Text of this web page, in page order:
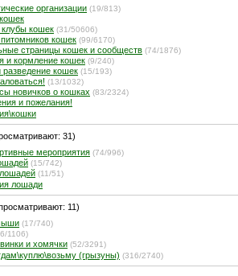
организации (19/813)
кошек (31/50606)
кошек (99/6170)
страницы кошек и сообществ (74/1876)
и кормление кошек (9/240)
разведение кошек (15/193)
(13/1032)
новичков о кошках (83/2324)
и пожелания!
31)
мероприятия (74/996)
(15/742)
(11/51)
лошади
11)
(17/740)
1106)
и хомячки (52/3291)
(грызуны) (316/2740)